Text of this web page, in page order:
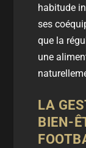
habitude
ses
que la
une
LA
BIEN-